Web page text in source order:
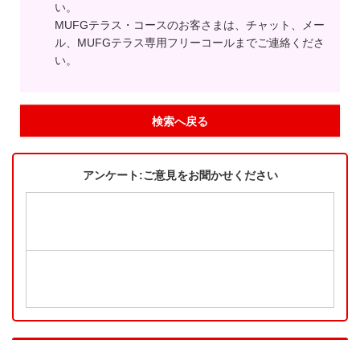
い。
MUFGテラス・コースのお客さまは、チャット、メー
ル、MUFGテラス専用フリーコールまでご連絡くださ
い。
検索へ戻る
アンケート:ご意見をお聞かせください